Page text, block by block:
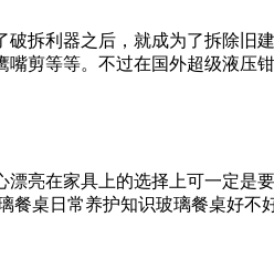
拆利器之后，就成为了拆除旧
剪等等。不过在国外超级液压
亮在家具上的选择上可一定是
桌日常养护知识玻璃餐桌好不